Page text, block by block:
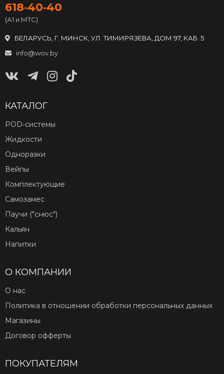
618‑40‑40
(А1 и МТС)
БЕЛАРУСЬ, Г. МИНСК, УЛ. ТИМИРЯЗЕВА, ДОМ 97, КАБ. 5
info@wov.by
КАТАЛОГ
POD‑системы
Жидкости
Одноразки
Вейпы
Комплектующие
Самозамес
Паучи ("снюс")
Кальян
Напитки
О КОМПАНИИ
О нас
Политика в отношении обработки персональных данных
Магазины
Договор офферты
ПОКУПАТЕЛЯМ